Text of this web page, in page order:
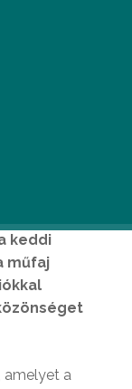
keddi
műfaj
amelyet a